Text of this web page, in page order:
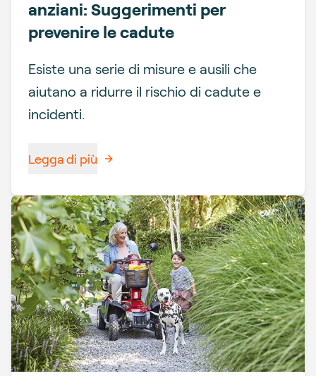
anziani: Suggerimenti per
prevenire le cadute
Esiste una serie di misure e ausili che
aiutano a ridurre il rischio di cadute e
incidenti.
Legga di più